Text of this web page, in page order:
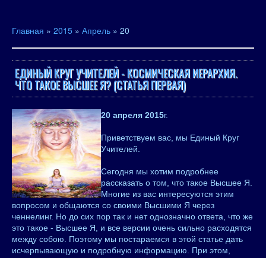
Главная » 2015 » Апрель » 20
ЕДИНЫЙ КРУГ УЧИТЕЛЕЙ - КОСМИЧЕСКАЯ ИЕРАРХИЯ.
ЧТО ТАКОЕ ВЫСШЕЕ Я? (СТАТЬЯ ПЕРВАЯ)
20 апреля 2015г.
Приветствуем вас, мы Единый Круг
Учителей.
Сегодня мы хотим подробнее
рассказать о том, что такое Высшее Я.
Многие из вас интересуются этим
вопросом и общаются со своими Высшими Я через
ченнелинг. Но до сих пор так и нет однозначно ответа, что же
это такое - Высшее Я, и все версии очень сильно расходятся
между собою. Поэтому мы постараемся в этой статье дать
исчерпывающую и подробную информацию. При этом,